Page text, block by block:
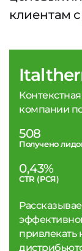
клиентам с
компании
508
Получено
0,43%
CTR (РСЯ)
привлекать